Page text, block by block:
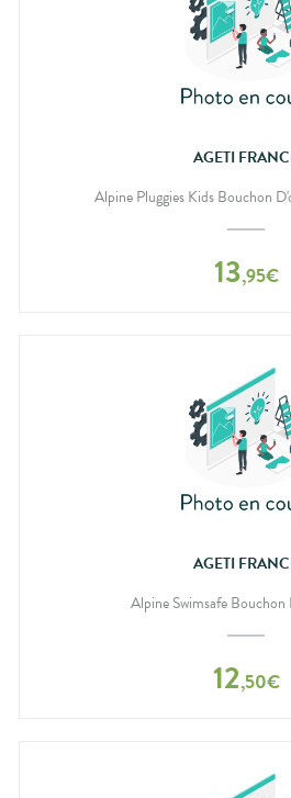
AGETI
Alpine Pluggies Kids Bouchon
13,95€
AGETI
Alpine Swimsafe
12,50€